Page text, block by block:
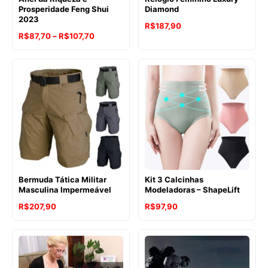
Prosperidade Feng Shui
2023
R$87,70–R$107,70Faixa
preço:
R$87,70
através
R$107,70
Diamond
R$187,90
Bermuda Tática Militar
Masculina Impermeável
R$207,90
Kit 3 Calcinhas
Modeladoras – ShapeLift
R$97,90